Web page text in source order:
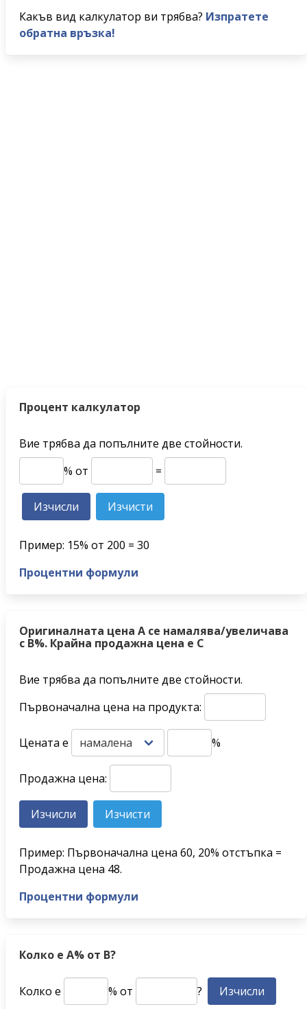
Какъв вид калкулатор ви трябва? Изпратете
обратна връзка!
Процент калкулатор
Вие трябва да попълните две стойности.
% от
=
Пример: 15% от 200 = 30
Процентни формули
Оригиналната цена A се намалява/увеличава
с B%. Крайна продажна цена е C
Вие трябва да попълните две стойности.
Първоначална цена на продукта:
Цената е %
Продажна цена:
Пример: Първоначална цена 60, 20% отстъпка =
Продажна цена 48.
Процентни формули
Колко е A% от B?
Колко е % от ?